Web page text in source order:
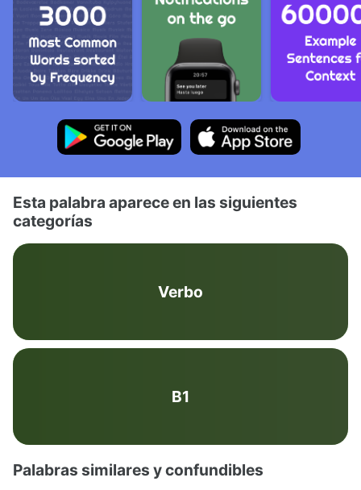
Esta palabra aparece en las siguientes
categorías
Verbo
B1
Palabras similares y confundibles